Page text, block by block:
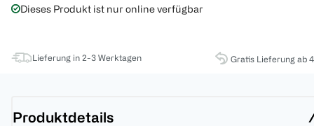
Dieses Produkt ist nur online verfügbar
Lieferung in 2-3 Werktagen Gratis Lieferung ab
Produktdetails